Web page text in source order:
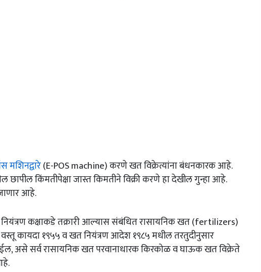
मशिनद्वारे(E-POS machine) करणे खत विक्रेत्यांना बंधनकारक आहे.
छापील किंमतीपेक्षा जास्त किमतीने विक्री करणे हा देखील गुन्हा आहे.
आहे.
कक्षाकडे तक्रारी आल्यास संबंधित रासायनिक खत (fertilizers)
वस्तू कायदा १९५५ व खत नियंत्रण आदेश १९८५ मधील तरतुदीनुसार
असे सर्व रासायनिक खत परवानाधारक किरकोळ व घाऊक खत विक्रेते